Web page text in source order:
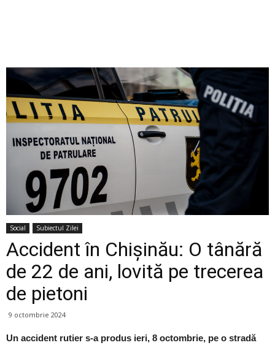
Social Subiectul Zilei
Accident în Chișinău: O tânără
de 22 de ani, lovită pe trecerea
de pietoni
9 octombrie 2024
Un accident rutier s-a produs ieri, 8 octombrie, pe o stradă